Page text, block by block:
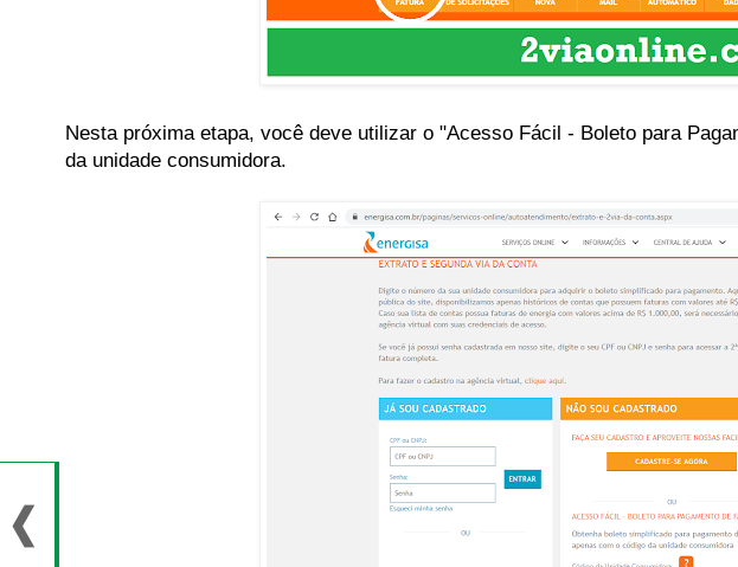
Nesta próxima etapa, você deve utilizar o "Acesso Fácil - Boleto para
da unidade consumidora.